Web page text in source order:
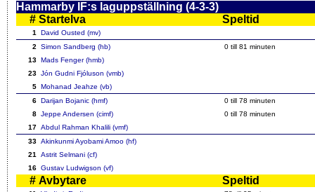
Hammarby IF:s laguppställning (4-3-3)
# Startelva Speltid
1
David Ousted (mv)
2
Simon Sandberg (hb)
0 till 81 minuten
13 Mads Fenger (hmb)
23 Jón Gudni Fjóluson (vmb)
5 Mohanad Jeahze (vb)
6 Darijan Bojanic (hmf)
0 till 78 minuten
8 Jeppe Andersen (cimf)
0 till 78 minuten
17 Abdul Rahman Khalili (vmf)
33 Akinkunmi Ayobami Amoo (hf)
21
Astrit Selmani (cf)
16 Gustav Ludwigson (vf)
# Avbytare Speltid